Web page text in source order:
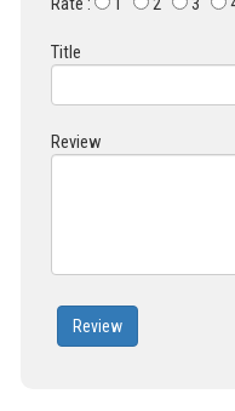
Title
Review
Review